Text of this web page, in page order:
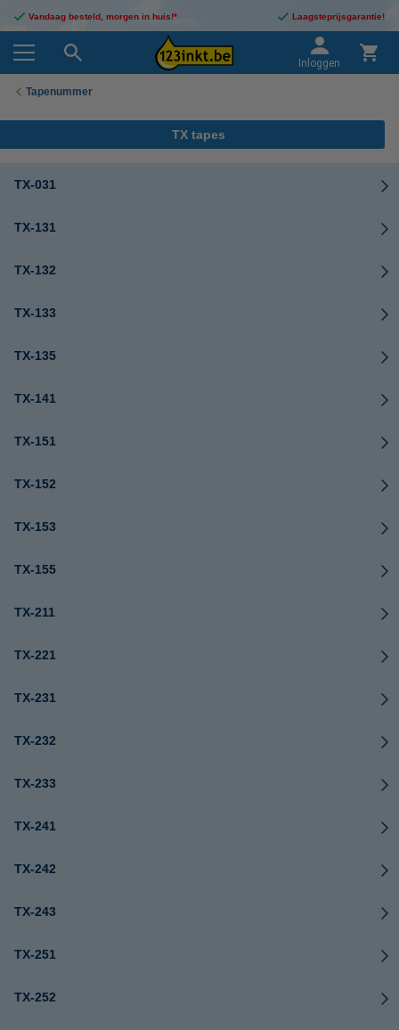
Vandaag besteld, morgen in huis!* Laagsteprijsgarantie!
Inloggen
Tapenummer
TX tapes
TX-031
TX-131
TX-132
TX-133
TX-135
TX-141
TX-151
TX-152
TX-153
TX-155
TX-211
TX-221
TX-231
TX-232
TX-233
TX-241
TX-242
TX-243
TX-251
TX-252